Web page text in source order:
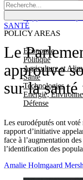
POLICY AREAS
Economie
Politique
Agriculture et
Santé
Technologies
Energie,
Défense
Le
approuve
sur la santé
Les eurodéputés ont
rapport d’initiative
face à l’augmentation
l’identification des
SANTÉ
Amalie Holmgaard Mersh